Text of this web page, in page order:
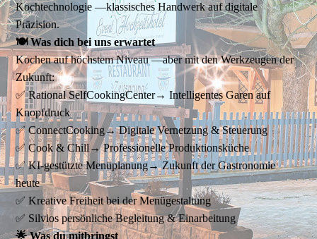
Kochtechnologie —klassisches Handwerk auf digitale
Präzision.
🍽️ Was dich bei uns erwartet
Kochen auf höchstem Niveau —aber mit den Werkzeugen der
Zukunft:
✅ Rational SelfCookingCenter→ Intelligentes Garen auf
Knopfdruck
✅ ConnectCooking→ Digitale Vernetzung & Steuerung
✅ Cook & Chill→ Professionelle Produktionsküche
✅ KI-gestützte Menüplanung→ Zukunft der Gastronomie
heute
✅ Kreative Freiheit bei der Menügestaltung
✅ Silvios persönliche Begleitung & Einarbeitung
🌟 Was du mitbringst